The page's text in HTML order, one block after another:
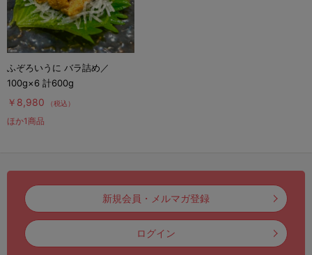
ふぞろいうに バラ詰め／
100g×6 計600g
￥8,980 （税込）
ほか1商品
新規会員・メルマガ登録
ログイン